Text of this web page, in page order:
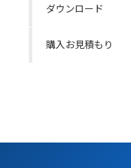
ダウンロード
購入お見積もり